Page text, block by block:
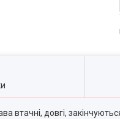
втачні, довгі,